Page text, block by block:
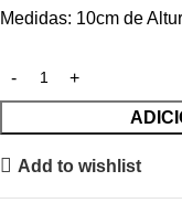
Medidas: 10cm de
Add to wishlist